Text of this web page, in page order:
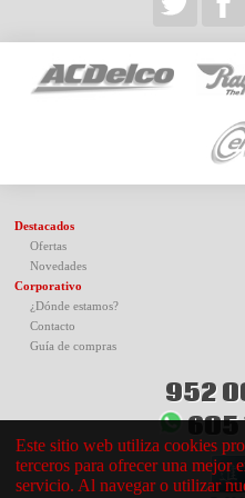
Destacados
Ofertas
Novedades
Corporativo
¿Dónde estamos?
Contacto
Guía de compras
952
605
Este sitio web utiliza cookies
terceros para ofrecer una mejor
servicio. Al navegar o utilizar